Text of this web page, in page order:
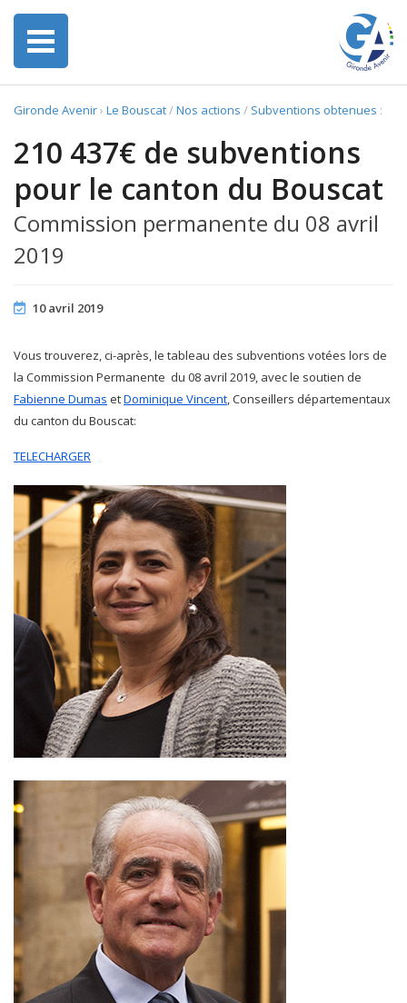
Gironde Avenir› Le Bouscat/Nos actions / Subventions obtenues :
210 437€ de subventions
pour le canton du Bouscat
Commission permanente du 08 avril
2019
10 avril 2019
Vous trouverez, ci-après, le tableau des subventions votées lors de
la Commission Permanente du 08 avril 2019, avec le soutien de
Fabienne Dumas etDominique Vincent, Conseillers départementaux
du canton du Bouscat:
TELECHARGER